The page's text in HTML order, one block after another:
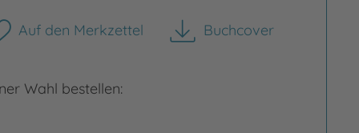
Auf den Merkzettel Buchcover
herunterladen
Wahl bestellen: